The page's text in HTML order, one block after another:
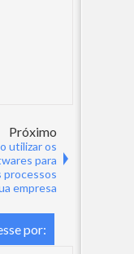
Próximo
utilizar os
para
processos
empresa
por: